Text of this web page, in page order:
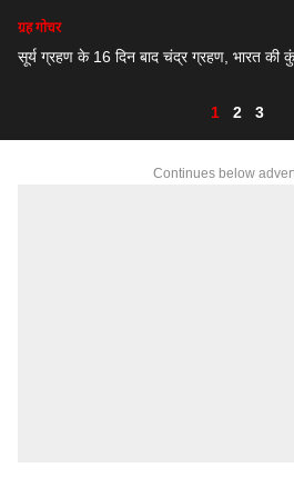
ग्रह गोचर
सूर्य ग्रहण के 16 दिन बाद चंद्र ग्रहण, भारत की
1 2 3
Continues below